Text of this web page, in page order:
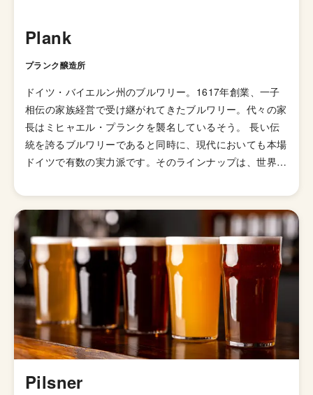
Plank
プランク醸造所
ドイツ・バイエルン州のブルワリー。1617年創業、一子
相伝の家族経営で受け継がれてきたブルワリー。代々の家
長はミヒャエル・プランクを襲名しているそう。 長い伝
統を誇るブルワリーであると同時に、現代においても本場
ドイツで有数の実力派です。そのラインナップは、世界で
で何度も金賞に輝いており、同国のみならず各国のビール
ファンを唸らせています。旗艦銘柄のヘフェヴァイツェ
ン、そしてヘラー、デュンケルの２種のヴァイツェンボッ
クは白眉。小麦のビールを愛する者ならば、必ず飲むべ
し。
Pilsner